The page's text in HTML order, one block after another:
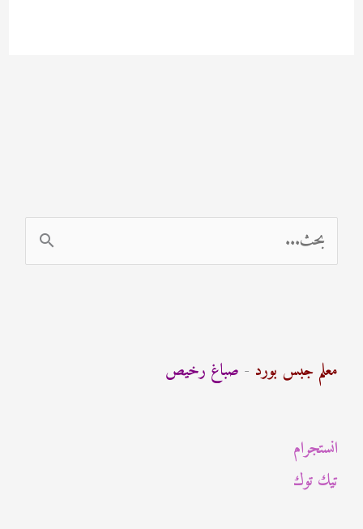
ل
:
معلم جبس بورد - صباغ رخيص
انستجرام
تيك توك